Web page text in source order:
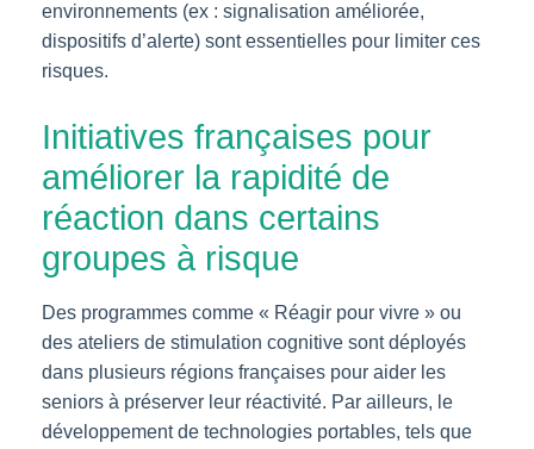
environnements (ex : signalisation améliorée,
dispositifs d’alerte) sont essentielles pour limiter ces
risques.
Initiatives françaises pour
améliorer la rapidité de
réaction dans certains
groupes à risque
Des programmes comme « Réagir pour vivre » ou
des ateliers de stimulation cognitive sont déployés
dans plusieurs régions françaises pour aider les
seniors à préserver leur réactivité. Par ailleurs, le
développement de technologies portables, tels que